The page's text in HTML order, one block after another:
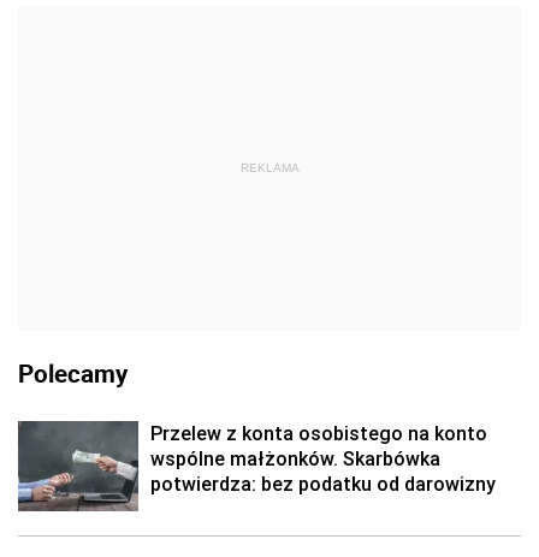
REKLAMA
Polecamy
Przelew z konta osobistego na konto
wspólne małżonków. Skarbówka
potwierdza: bez podatku od darowizny